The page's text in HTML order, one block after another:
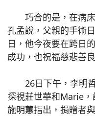
巧合的是，在病床
孔孟說，父親的手術
日，他今夜要在跨日
成功，也祝福慈悲善
26日下午，李明哲
探視莊世華和Marie
施明蕙指出，捐贈者